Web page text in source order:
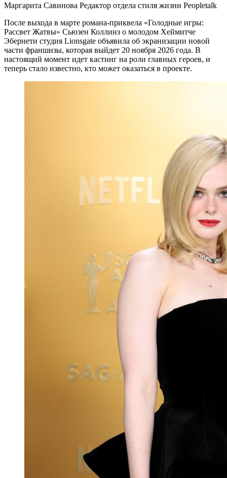
Маргарита Савинова Редактор отдела стиля жизни Peopletalk
После выхода в марте романа-приквела «Голодные игры:
Рассвет Жатвы» Сьюзен Коллинз о молодом Хеймитче
Эбернети студия Lionsgate объявила об экранизации новой
части франшизы, которая выйдет 20 ноября 2026 года. В
настоящий момент идет кастинг на роли главных героев, и
теперь стало известно, кто может оказаться в проекте.